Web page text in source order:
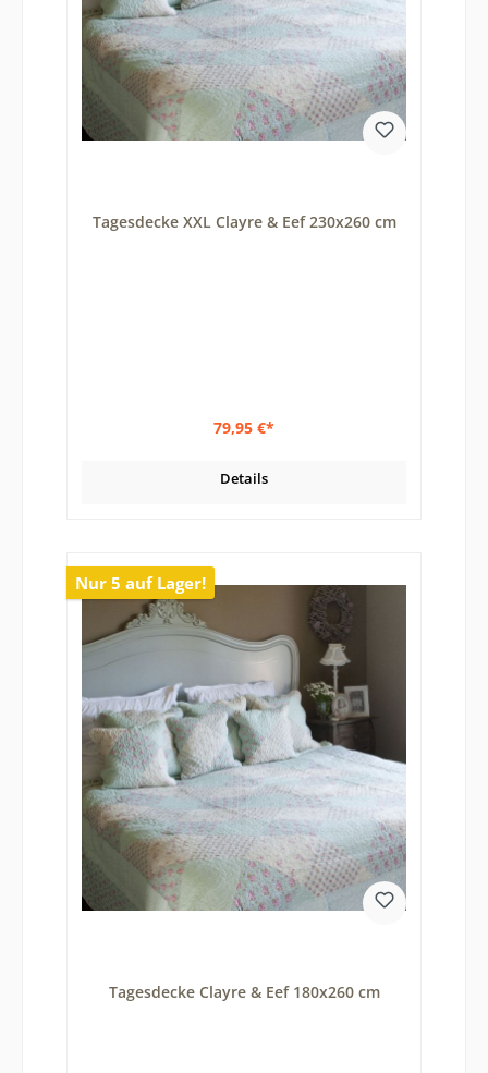
Tagesdecke XXL Clayre & Eef 230x260 cm
79,95 €*
Details
Nur 5 auf Lager!
Tagesdecke Clayre & Eef 180x260 cm